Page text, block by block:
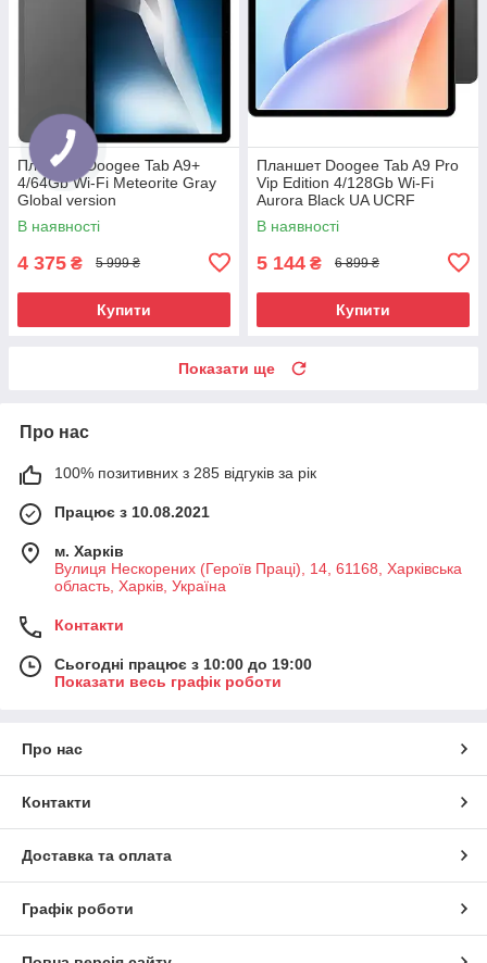
Планшет Doogee Tab A9+
4/64Gb Wi-Fi Meteorite Gray
Global version
В наявності
4 375 ₴ 5 999 ₴
Купити
Планшет Doogee Tab A9 Pro
Vip Edition 4/128Gb Wi-Fi
Aurora Black UA UCRF
В наявності
5 144 ₴ 6 899 ₴
Купити
Показати ще
Про нас
100% позитивних з 285 відгуків за рік
Працює з 10.08.2021
м. Харків
Вулиця Нескорених (Героїв Праці), 14, 61168, Харківська
область, Харків, Україна
Контакти
Сьогодні працює з 10:00 до 19:00
Показати весь графік роботи
Про нас
Контакти
Доставка та оплата
Графік роботи